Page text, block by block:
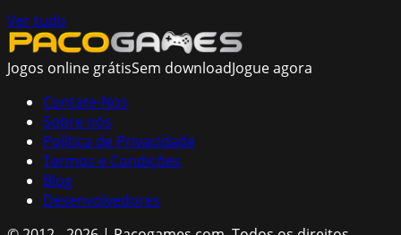
Ver tudo
Jogos online grátisSem downloadJogue agora
Contate-Nos
Sobre nós
Política de Privacidade
Termos e Condições
Blog
Desenvolvedores